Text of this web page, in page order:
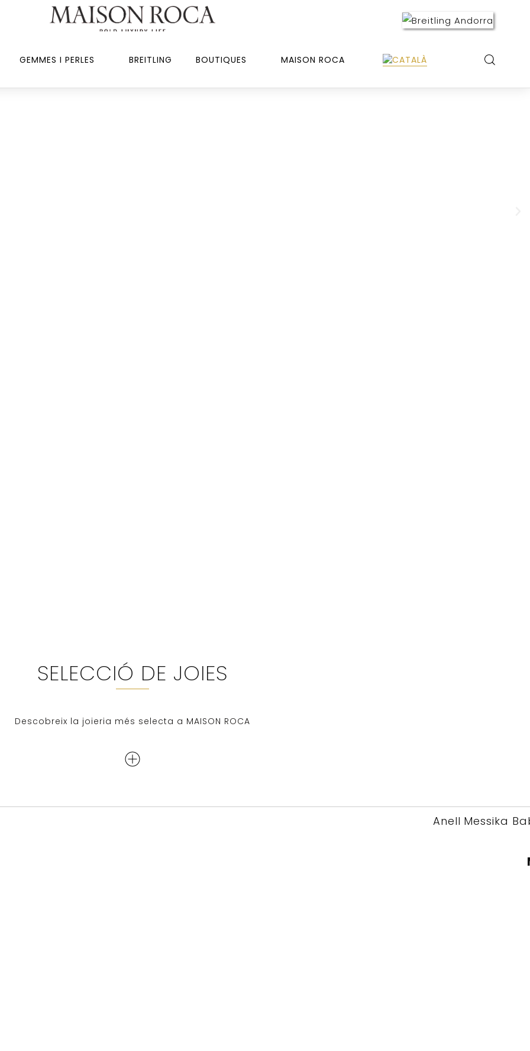
GEMMES I PERLES BREITLING BOUTIQUES MAISON ROCA
SELECCIÓ DE JOIES
Descobreix la joieria més selecta a MAISON ROCA
Anell Messika